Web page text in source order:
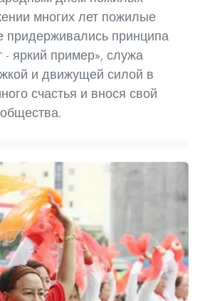
многих лет пожилые
принципа
- яркий пример», служа
и движущей силой в
счастья и внося свой